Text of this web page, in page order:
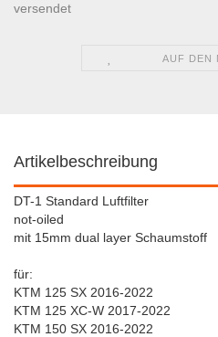
versendet
AUF DEN
Artikelbeschreibung
DT-1 Standard Luftfilter
not-oiled
mit 15mm dual layer Schaumstoff
für:
KTM 125 SX 2016-2022
KTM 125 XC-W 2017-2022
KTM 150 SX 2016-2022